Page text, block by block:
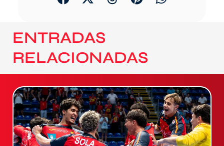
ENTRADAS
RELACIONADAS